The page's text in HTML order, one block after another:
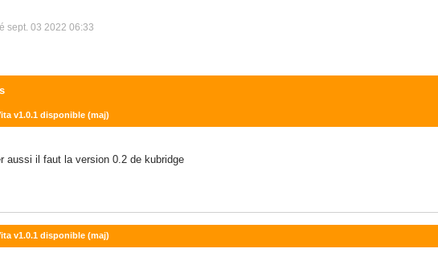
sept. 03 2022 06:33
v1.0.1 disponible (maj)
aussi il faut la version 0.2 de kubridge
v1.0.1 disponible (maj)